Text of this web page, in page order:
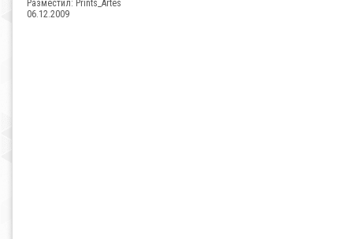
Разместил: Prints_Artes
06.12.2009